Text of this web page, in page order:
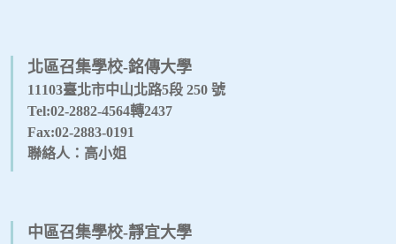
北區召集學校-銘傳大學
11103臺北市中山北路5段 250 號
Tel:02-2882-4564轉2437
Fax:02-2883-0191
聯絡人：高小姐
中區召集學校-靜宜大學